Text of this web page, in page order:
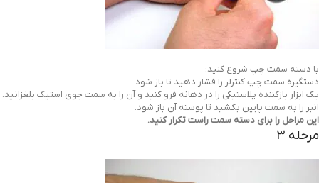
با دسته سمت چپ شروع کنید:
دستگیره سمت چپ کنترلر را فشار دهید تا باز شود.
یک ابزار بازکننده پلاستیکی را در دهانه فرو کنید و آن را به سمت جوی استیک بلغزانید.
انبر را به سمت پایین بکشید تا پوسته آن باز شود.
این مراحل را برای دسته سمت راست تکرار کنید.
مرحله 3